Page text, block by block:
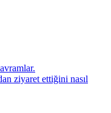
ziyaret ettiğini nasıl